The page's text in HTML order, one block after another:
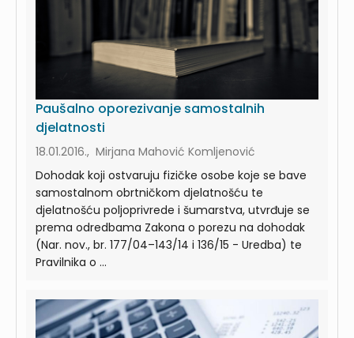
Paušalno oporezivanje samostalnih
djelatnosti
18.01.2016., Mirjana Mahović Komljenović
Dohodak koji ostvaruju fizičke osobe koje se bave
samostalnom obrtničkom djelatnošću te
djelatnošću poljoprivrede i šumarstva, utvrđuje se
prema odredbama Zakona o porezu na dohodak
(Nar. nov., br. 177/04–143/14 i 136/15 - Uredba) te
Pravilnika o ...